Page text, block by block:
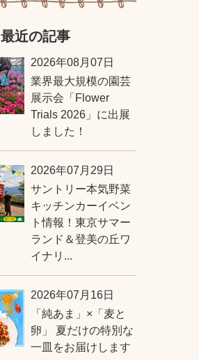
最近の記事
2026年08月07日
業界最大規模の園芸
展示会「Flower
Trials 2026」に出展
しました！
2026年07月29日
サントリー本気野菜
キッチンカーイベン
ト情報！東京サマー
ランド＆登美の丘ワ
イナリ...
2026年07月16日
「純あま」×「麦と
卵」 夏だけの特別な
一皿をお届けします